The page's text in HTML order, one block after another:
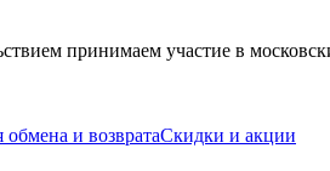
принимаем участие в
обмена и возвратаСкидки и акции